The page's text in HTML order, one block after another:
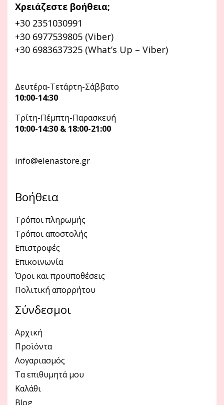
Χρειάζεστε βοήθεια;
+30 2351030991
+30 6977539805 (Viber)
+30 6983637325 (What’s Up – Viber)
Δευτέρα-Τετάρτη-Σάββατο
10:00-14:30
Τρίτη-Πέμπτη-Παρασκευή
10:00-14:30 & 18:00-21:00
info@elenastore.gr
Βοήθεια
Τρόποι πληρωμής
Τρόποι αποστολής
Επιστροφές
Επικοινωνία
Όροι και προϋποθέσεις
Πολιτική απορρήτου
Σύνδεσμοι
Αρχική
Προϊόντα
Λογαριασμός
Τα επιθυμητά μου
Καλάθι
Blog